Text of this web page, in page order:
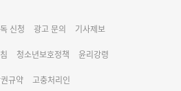
미디어월 공모전 수상작 발표
신청 광고 문의 기사제보
청소년보호정책 윤리강령
규약 고충처리인